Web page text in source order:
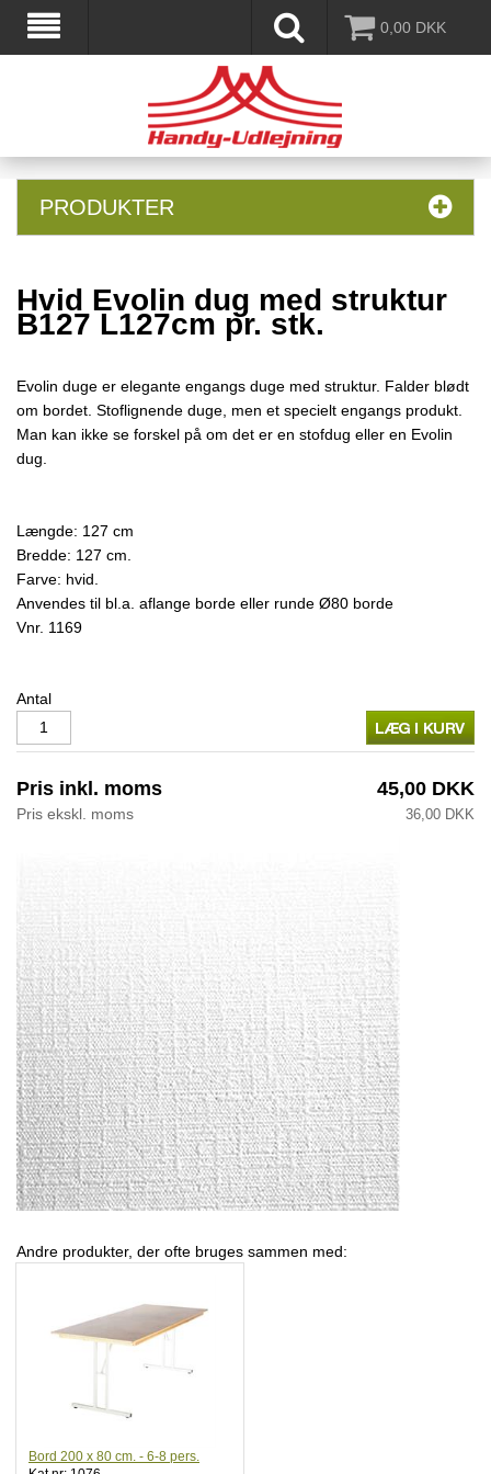
0,00 DKK
PRODUKTER
Hvid Evolin dug med struktur
B127 L127cm pr. stk.
Evolin duge er elegante engangs duge med struktur. Falder blødt
om bordet. Stoflignende duge, men et specielt engangs produkt.
Man kan ikke se forskel på om det er en stofdug eller en Evolin
dug.
Længde: 127 cm
Bredde: 127 cm.
Farve: hvid.
Anvendes til bl.a. aflange borde eller runde Ø80 borde
Vnr. 1169
Antal
Pris inkl. moms 45,00 DKK
Pris ekskl. moms 36,00 DKK
Andre produkter, der ofte bruges sammen med:
Bord 200 x 80 cm. - 6-8 pers.